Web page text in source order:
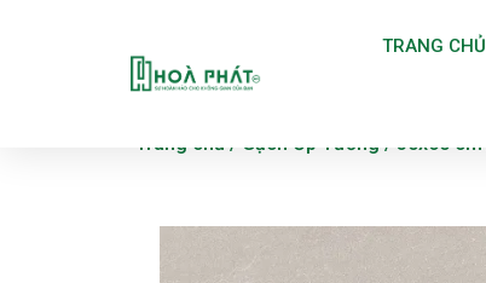
TRANG CHỦ
Trang chủ / Gạch Ốp Tường / 30x60 cm